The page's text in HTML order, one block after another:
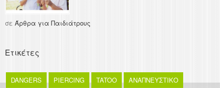
σε Άρθρα για Παιδιάτρους
Ετικέτες
DANGERS PIERCING TATOO
ΑΝΑΠΝΕΥΣΤΙΚΟ